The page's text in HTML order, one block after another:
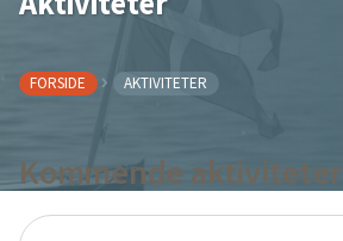
FORSIDE AKTIVITETER
Kommende aktiviteter